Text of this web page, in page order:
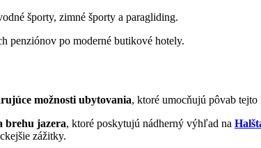
športy, zimné športy a paragliding.
penziónov po moderné butikové hotely.
možnosti ubytovania, ktoré umocňujú pôvab
brehu jazera, ktoré poskytujú nádherný výhľad na
zážitky.